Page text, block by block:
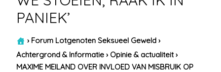
PANIEK’
› Forum Lotgenoten Seksueel Geweld ›
Achtergrond & Informatie › Opinie & actualiteit ›
MAXIME MEILAND OVER INVLOED VAN MISBRUIK OP